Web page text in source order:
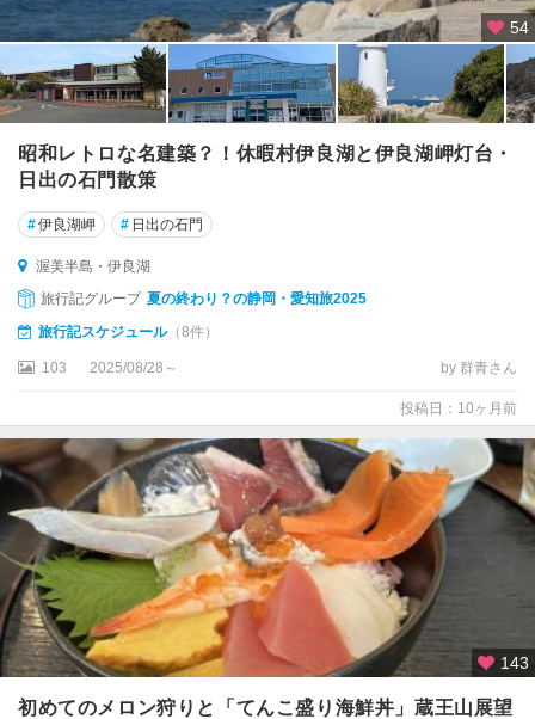
54
昭和レトロな名建築？！休暇村伊良湖と伊良湖岬灯台・
日出の石門散策
#伊良湖岬 # 日出の石門
渥美半島・伊良湖
旅行記グループ 夏の終わり？の静岡・愛知旅2025
旅行記スケジュール（8件）
103 2025/08/28～ by 群青さん
投稿日：10ヶ月前
143
初めてのメロン狩りと「てんこ盛り海鮮丼」蔵王山展望